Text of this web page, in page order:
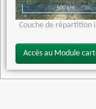
500 km
Couche de répartition
Accès au Module